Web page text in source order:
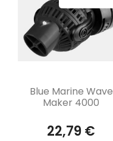
Aperçu rapide
Blue Marine Wave
Maker 4000
22,79 €